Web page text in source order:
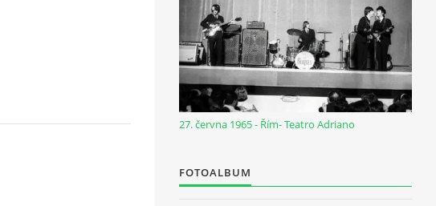
27. června 1965 - Řím- Teatro Adriano
FOTOALBUM